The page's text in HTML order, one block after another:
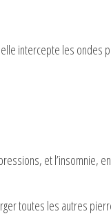
intercepte les
et l’insomnie,
toutes les autres